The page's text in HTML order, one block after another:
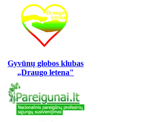
Gyvūnų globos klubas
„Draugo letena"